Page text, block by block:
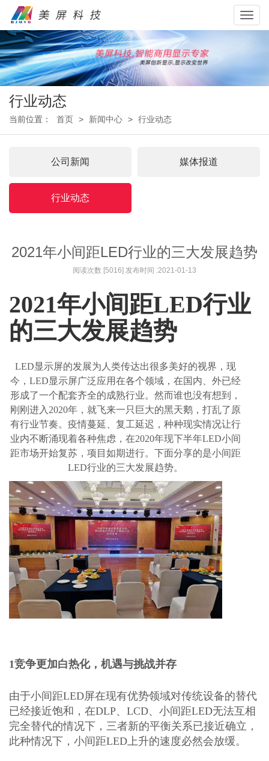
行业动态
当前位置： 首页 > 新闻中心 > 行业动态
公司新闻 媒体报道
行业动态
2021年小间距LED行业的三大发展趋势
阅读次数 [5016] 发布时间 :2021-01-13
2021年小间距LED行业
的三大发展趋势
LED显示屏的发展为人类传达出很多美好的视界，现
今，LED显示屏广泛应用在各个领域，在国内、外已经
形成了一个配套齐全的成熟行业。然而谁也没有想到，
刚刚进入2020年，就飞来一只巨大的黑天鹅，打乱了原
有行业节奏。疫情蔓延、复工延迟，种种现实情况让行
业内不断涌现着各种焦虑， 在2020年现下半年LED小间
距市场开始复苏，项目如期进行。下面分享的是小间距
LED行业的三大发展趋势。
1竞争更加白热化，机遇与挑战并存
由于小间距LED屏在现有优势领域对传统设备的替代
已经接近饱和，在DLP、LCD、小间距LED无法互相
完全替代的情况下，三者新的平衡关系已接近确立，
此种情况下，小间距LED上升的速度必然会放缓。